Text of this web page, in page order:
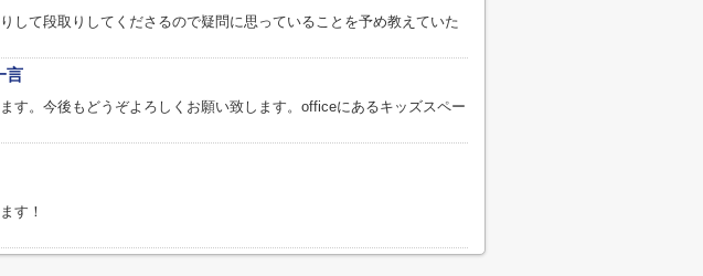
して段取りしてくださるので疑問に思っていることを予め教えていた
言
す。今後もどうぞよろしくお願い致します。officeにあるキッズスペー
す！